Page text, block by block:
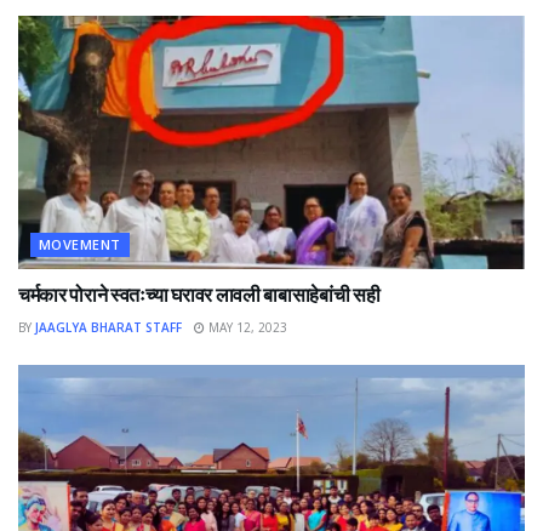
MOVEMENT
चर्मकार पोराने स्वतःच्या घरावर लावली बाबासाहेबांची सही
BY JAAGLYA BHARAT STAFF MAY 12, 2023